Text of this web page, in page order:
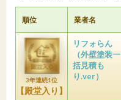
順位 業者名
3年連続1位
【殿堂入り】
リフォらん
（外壁塗装一
括見積も
り.ver）